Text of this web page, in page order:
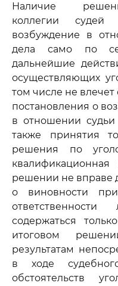
Наличие
коллегии
возбуждение в
дела само по
дальнейшие
осуществляющих
том числе не
постановления о
в отношении
также принятия
решения по
решении не вправе
о виновности
содержаться
итоговом
результатам
в ходе
обстоятельств